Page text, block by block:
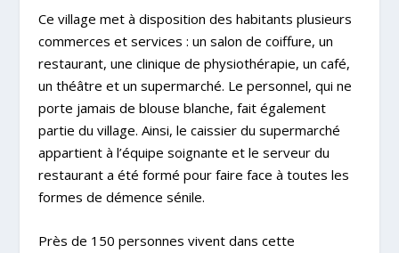
Ce village met à disposition des habitants plusieurs
commerces et services : un salon de coiffure, un
restaurant, une clinique de physiothérapie, un café,
un théâtre et un supermarché. Le personnel, qui ne
porte jamais de blouse blanche, fait également
partie du village. Ainsi, le caissier du supermarché
appartient à l’équipe soignante et le serveur du
restaurant a été formé pour faire face à toutes les
formes de démence sénile.
Près de 150 personnes vivent dans cette